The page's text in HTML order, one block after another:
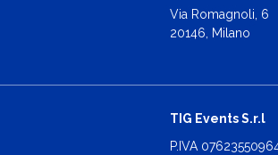
Via Romagnoli, 6
20146, Milano
TIG Events S.r.l
P.IVA